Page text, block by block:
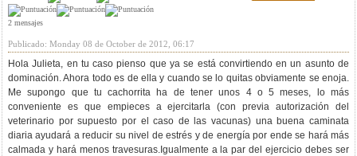
2 mensajes
Publicado: Monday 08 de October de 2012, 06:17
Hola Julieta, en tu caso pienso que ya se está convirtiendo en un asunto de
dominación. Ahora todo es de ella y cuando se lo quitas obviamente se enoja.
Me supongo que tu cachorrita ha de tener unos 4 o 5 meses, lo más
conveniente es que empieces a ejercitarla (con previa autorización del
veterinario por supuesto por el caso de las vacunas) una buena caminata
diaria ayudará a reducir su nivel de estrés y de energía por ende se hará más
calmada y hará menos travesuras.Igualmente a la par del ejercicio debes ser